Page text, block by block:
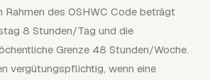
Rahmen des OSHWC Code beträgt
8 Stunden/Tag und die
Grenze 48 Stunden/Woche.
vergütungspflichtig, wenn eine